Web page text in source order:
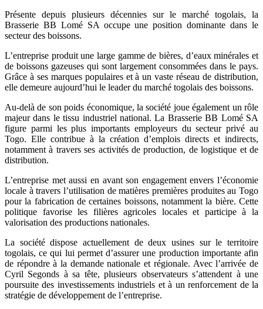
Présente depuis plusieurs décennies sur le marché togolais, la
Brasserie BB Lomé SA occupe une position dominante dans le
secteur des boissons.
L’entreprise produit une large gamme de bières, d’eaux minérales et
de boissons gazeuses qui sont largement consommées dans le pays.
Grâce à ses marques populaires et à un vaste réseau de distribution,
elle demeure aujourd’hui le leader du marché togolais des boissons.
Au-delà de son poids économique, la société joue également un rôle
majeur dans le tissu industriel national. La Brasserie BB Lomé SA
figure parmi les plus importants employeurs du secteur privé au
Togo. Elle contribue à la création d’emplois directs et indirects,
notamment à travers ses activités de production, de logistique et de
distribution.
L’entreprise met aussi en avant son engagement envers l’économie
locale à travers l’utilisation de matières premières produites au Togo
pour la fabrication de certaines boissons, notamment la bière. Cette
politique favorise les filières agricoles locales et participe à la
valorisation des productions nationales.
La société dispose actuellement de deux usines sur le territoire
togolais, ce qui lui permet d’assurer une production importante afin
de répondre à la demande nationale et régionale. Avec l’arrivée de
Cyril Segonds à sa tête, plusieurs observateurs s’attendent à une
poursuite des investissements industriels et à un renforcement de la
stratégie de développement de l’entreprise.